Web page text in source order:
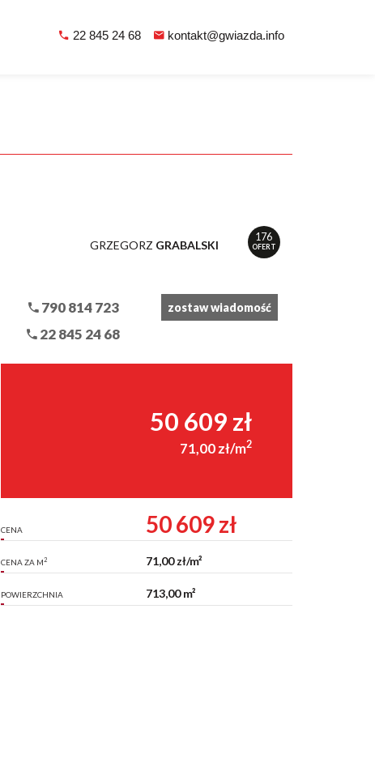
22 845 24 68 kontakt@gwiazda.info
176
OFERT
GRZEGORZ GRABALSKI
790 814 723
22 845 24 68
zostaw wiadomość
50 609 zł
71,00 zł/m2
CENA 50 609 zł
CENA ZA M2 71,00 zł/m²
POWIERZCHNIA 713,00 m²